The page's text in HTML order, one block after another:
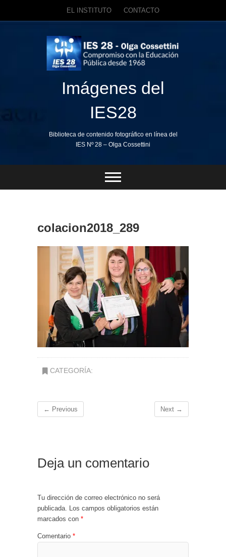
EL INSTITUTO
CONTACTO
Imágenes del
IES28
Biblioteca de contenido fotográfico en línea del
IES Nº 28 – Olga Cossettini
colacion2018_289
CATEGORÍA:
← Previous Next →
Deja un comentario
Tu dirección de correo electrónico no será
publicada.
Los campos obligatorios están
marcados con *
Comentario *